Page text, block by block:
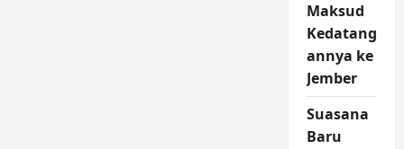
Maksud
Kedatang
annya ke
Jember
Suasana
Baru